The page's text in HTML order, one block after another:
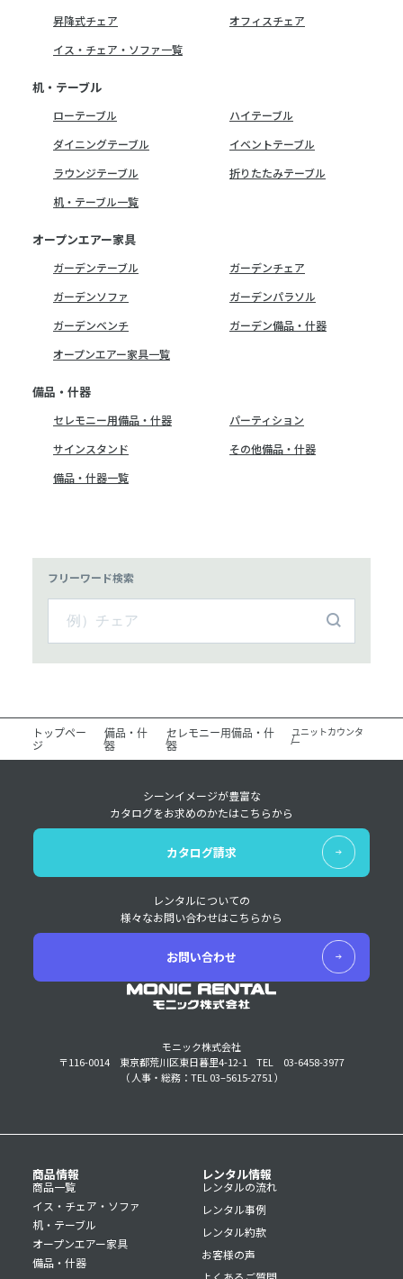
昇降式チェア
オフィスチェア
イス・チェア・ソファ一覧
机・テーブル
ローテーブル
ハイテーブル
ダイニングテーブル
イベントテーブル
ラウンジテーブル
折りたたみテーブル
机・テーブル一覧
オープンエアー家具
ガーデンテーブル
ガーデンチェア
ガーデンソファ
ガーデンパラソル
ガーデンベンチ
ガーデン備品・什器
オープンエアー家具一覧
備品・什器
セレモニー用備品・什器
パーティション
サインスタンド
その他備品・什器
備品・什器一覧
フリーワード検索
トップペー
ジ
備品・什
器
セレモニー用備品・什
器
ユニットカウンタ
ー
モニック株式会社
〒116-0014 東京都荒川区東日暮里4-12-1
TEL 03-6458-3977
（ 人事・総務：TEL 03–5615-2751 ）
シーンイメージが豊富な
カタログをお求めのかたはこちらから
カタログ請求
レンタルについての
様々なお問い合わせはこちらから
お問い合わせ
商品情報
商品一覧
イス・チェア・ソファ
机・テーブル
オープンエアー家具
備品・什器
レンタル情報
レンタルの流れ
レンタル事例
レンタル約款
お客様の声